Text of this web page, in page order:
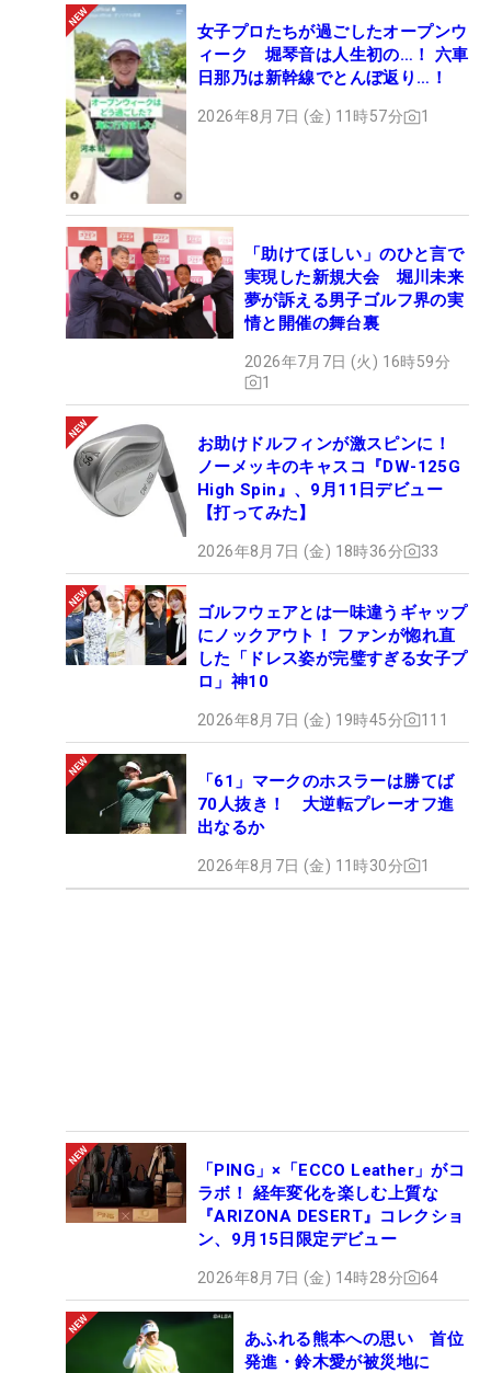
女子プロたちが過ごしたオープンウ
ィーク 堀琴音は人生初の…！ 六車
日那乃は新幹線でとんぼ返り…！
2026年8月7日 (金) 11時57分 1
「助けてほしい」のひと言で
実現した新規大会 堀川未来
夢が訴える男子ゴルフ界の実
情と開催の舞台裏
2026年7月7日 (火) 16時59分
1
お助けドルフィンが激スピンに！
ノーメッキのキャスコ『DW-125G
High Spin』、9月11日デビュー
【打ってみた】
2026年8月7日 (金) 18時36分 33
ゴルフウェアとは一味違うギャップ
にノックアウト！ ファンが惚れ直
した「ドレス姿が完璧すぎる女子プ
ロ」神10
2026年8月7日 (金) 19時45分 111
「61」マークのホスラーは勝てば
70人抜き！ 大逆転プレーオフ進
出なるか
2026年8月7日 (金) 11時30分 1
「PING」×「ECCO Leather」がコ
ラボ！ 経年変化を楽しむ上質な
『ARIZONA DESERT』コレクショ
ン、9月15日限定デビュー
2026年8月7日 (金) 14時28分 64
あふれる熊本への思い 首位
発進・鈴木愛が被災地に